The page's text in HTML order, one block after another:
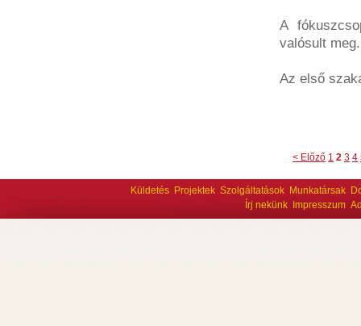
A
valósult meg.
Az első
< Előző 1 2 3 4
Küldetés Projektek Szolgáltatások Munkatársak
Írj nekünk
Impresszum